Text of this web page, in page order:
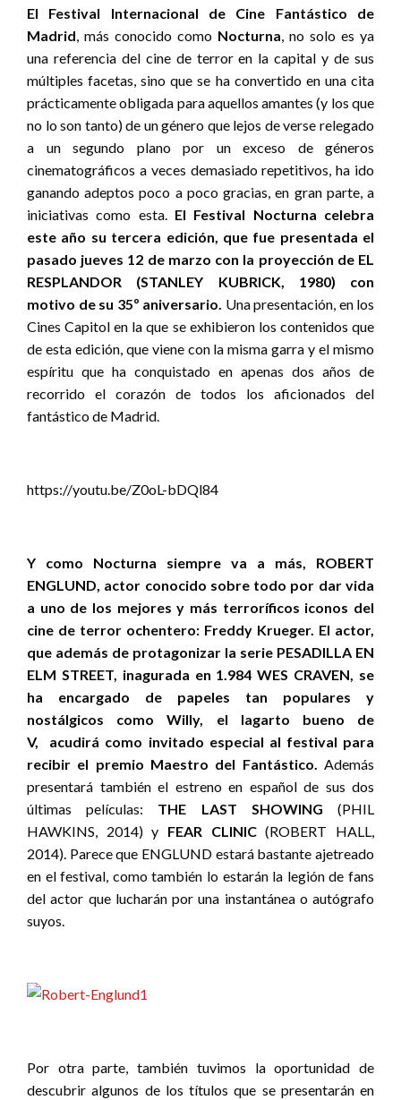
El Festival Internacional de Cine Fantástico de
Madrid, más conocido como Nocturna, no solo es ya
una referencia del cine de terror en la capital y de sus
múltiples facetas, sino que se ha convertido en una cita
prácticamente obligada para aquellos amantes (y los que
no lo son tanto) de un género que lejos de verse relegado
a un segundo plano por un exceso de géneros
cinematográficos a veces demasiado repetitivos, ha ido
ganando adeptos poco a poco gracias, en gran parte, a
iniciativas como esta. El Festival Nocturna celebra
este año su tercera edición, que fue presentada el
pasado jueves 12 de marzo con la proyección de EL
RESPLANDOR (STANLEY KUBRICK, 1980) con
motivo de su 35º aniversario. Una presentación, en los
Cines Capitol en la que se exhibieron los contenidos que
de esta edición, que viene con la misma garra y el mismo
espíritu que ha conquistado en apenas dos años de
recorrido el corazón de todos los aficionados del
fantástico de Madrid.
https://youtu.be/Z0oL-bDQl84
Y como Nocturna siempre va a más, ROBERT
ENGLUND, actor conocido sobre todo por dar vida
a uno de los mejores y más terroríficos iconos del
cine de terror ochentero: Freddy Krueger. El actor,
que además de protagonizar la serie PESADILLA EN
ELM STREET, inagurada en 1.984 WES CRAVEN, se
ha encargado de papeles tan populares y
nostálgicos como Willy, el lagarto bueno de
V, acudirá como invitado especial al festival para
recibir el premio Maestro del Fantástico. Además
presentará también el estreno en español de sus dos
últimas películas: THE LAST SHOWING (PHIL
HAWKINS, 2014) y FEAR CLINIC(ROBERT HALL,
2014). Parece que ENGLUND estará bastante ajetreado
en el festival, como también lo estarán la legión de fans
del actor que lucharán por una instantánea o autógrafo
suyos.
Por otra parte, también tuvimos la oportunidad de
descubrir algunos de los títulos que se presentarán en